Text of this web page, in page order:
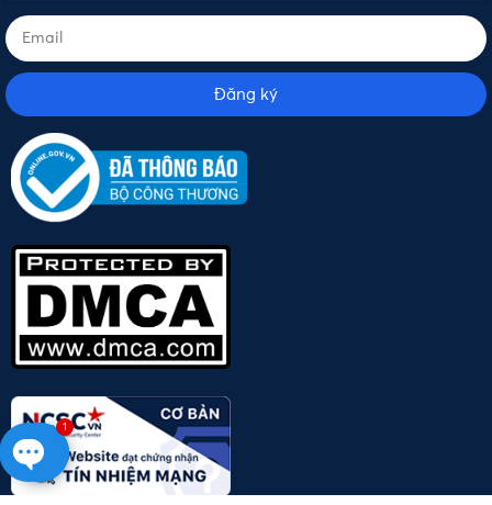
Đăng ký
1